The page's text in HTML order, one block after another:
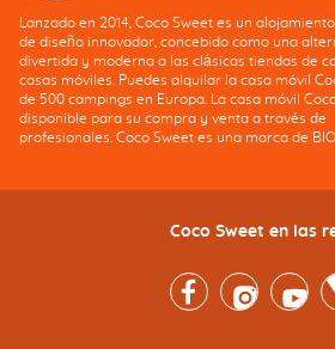
Lanzado en 2014, Coco Sweet es un
de diseño innovador, concebido como una
divertida y moderna a las clásicas tiendas de
casas móviles. Puedes alquilar la casa móvil
de 500 campings en Europa. La casa móvil
disponible para su compra y venta a través de
profesionales. Coco Sweet es una marca de
Coco Sweet en las
FacebookInstagramYoutube